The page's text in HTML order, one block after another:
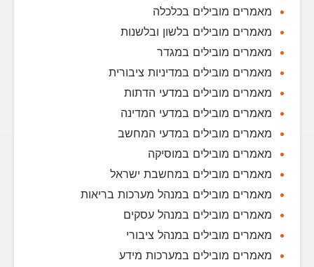
מאמרים מובילים בכלכלה
מאמרים מובילים בלשון ובלשנות
מאמרים מובילים במגדר
מאמרים מובילים במדיניות ציבורית
מאמרים מובילים במדעי הדתות
מאמרים מובילים במדעי המדינה
מאמרים מובילים במדעי המחשב
מאמרים מובילים במוסיקה
מאמרים מובילים במחשבת ישראל
מאמרים מובילים במנהל מערכות בריאות
מאמרים מובילים במנהל עסקים
מאמרים מובילים במנהל ציבורי
מאמרים מובילים במערכות מידע